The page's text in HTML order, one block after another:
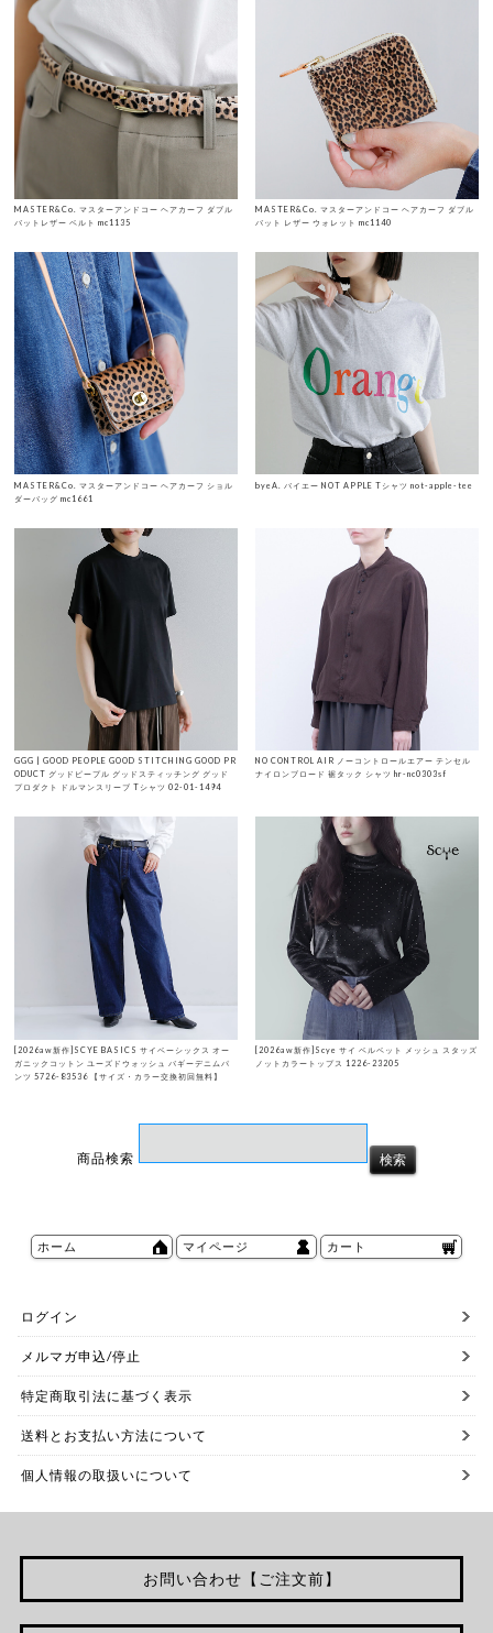
MASTER&Co. マスターアンドコー ヘアカーフ ダブル
バットレザー ベルト mc1135
MASTER&Co. マスターアンドコー ヘアカーフ ダブル
バット レザー ウォレット mc1140
MASTER&Co. マスターアンドコー ヘアカーフ ショル
ダーバッグ mc1661
byeA. バイエー NOT APPLE Tシャツ not-apple-tee
GGG | GOOD PEOPLE GOOD STITCHING GOOD PR
ODUCT グッドピープル グッドスティッチング グッド
プロダクト ドルマンスリーブ Tシャツ 02-01-1494
NO CONTROL AIR ノーコントロールエアー テンセル
ナイロンブロード 裾タック シャツ hr-nc0303sf
[2026aw新作]SCYE BASICS サイベーシックス オー
ガニックコットン ユーズドウォッシュ バギーデニムパ
ンツ 5726-83536 【サイズ・カラー交換初回無料】
[2026aw新作]Scye サイ ベルベット メッシュ スタッズ
ノットカラートップス 1226-23205
商品検索
ホーム マイページ カート
ログイン
メルマガ申込/停止
特定商取引法に基づく表示
送料とお支払い方法について
個人情報の取扱いについて
お問い合わせ【ご注文前】